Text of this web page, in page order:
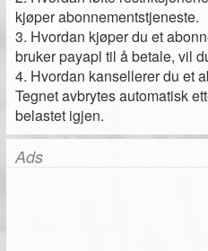
kjøper abonnementstjeneste.
3. Hvordan kjøper du et
bruker payapl til å betale, vil
4. Hvordan kansellerer du et
Tegnet avbrytes automatisk
belastet igjen.
Ads